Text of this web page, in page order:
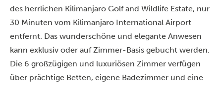
des herrlichen Kilimanjaro Golf and Wildlife Estate, nur
30 Minuten vom Kilimanjaro International Airport
entfernt. Das wunderschöne und elegante Anwesen
kann exklusiv oder auf Zimmer-Basis gebucht werden.
Die 6 großzügigen und luxuriösen Zimmer verfügen
über prächtige Betten, eigene Badezimmer und eine